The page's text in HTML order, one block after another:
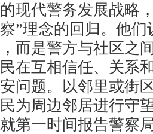
现代警务发展战略
”理念的回归。他
而是警方与社区之
在互相信任、关系
问题。以邻里或街
为周边邻居进行守
第一时间报告警察